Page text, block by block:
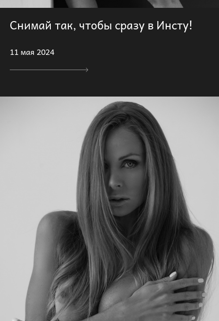
Снимай так, чтобы сразу в Инсту!
11 мая 2024